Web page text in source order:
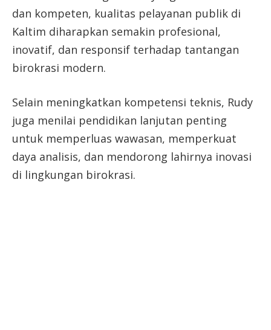
dan kompeten, kualitas pelayanan publik di
Kaltim diharapkan semakin profesional,
inovatif, dan responsif terhadap tantangan
birokrasi modern.
Selain meningkatkan kompetensi teknis, Rudy
juga menilai pendidikan lanjutan penting
untuk memperluas wawasan, memperkuat
daya analisis, dan mendorong lahirnya inovasi
di lingkungan birokrasi.